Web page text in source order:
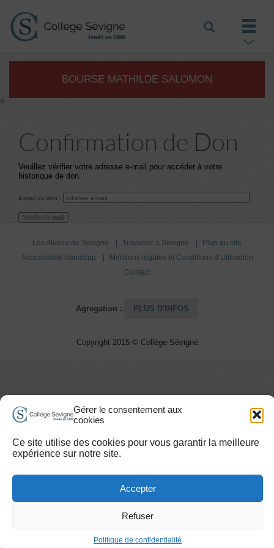
Gérer le consentement aux
cookies
Ce site utilise des cookies pour vous garantir la meilleure
expérience sur notre site.
Accepter
Refuser
Politique de confidentialité
BOURSE MATHILDE SALOMON
là
Confirmation de Don
Veuillez vérifier votre adresse e-mail pour accéder à votre
historique de don.
E-mail du don :
Les Alumni de Sévigné Travailler à Sévigné
Plan du site
Accessibilité handicap
Mentions légales et Conditions d’Utilisation
Contact
Agregation : PLUS D'INFOS
Copyright 2015 © Collège Sévigné